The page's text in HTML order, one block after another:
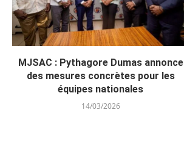
MJSAC : Pythagore Dumas annonce
des mesures concrètes pour les
équipes nationales
14/03/2026